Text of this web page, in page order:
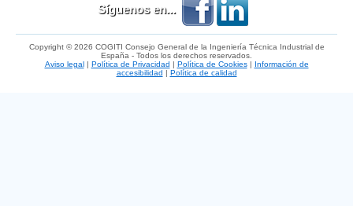
Síguenos en...
Copyright © 2026 COGITI Consejo General de la Ingeniería Técnica Industrial de
España - Todos los derechos reservados.
Aviso legal
Política de Privacidad Política de Cookies|
Información de
accesibilidad
Política de calidad